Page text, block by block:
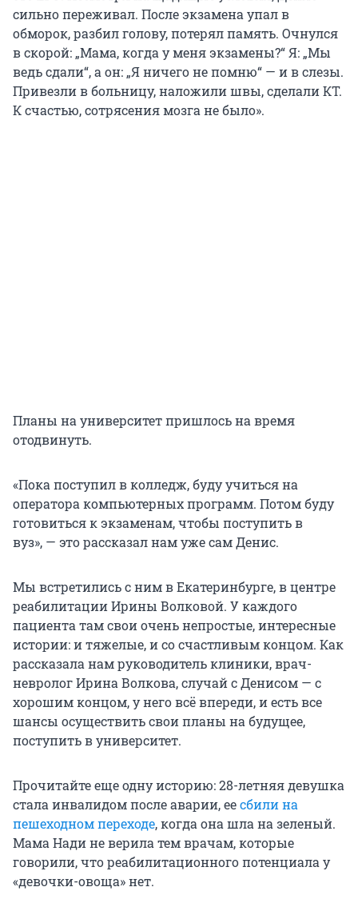
сильно переживал. После экзамена упал в
обморок, разбил голову, потерял память. Очнулся
в скорой: „Мама, когда у меня экзамены?“ Я: „Мы
ведь сдали“, а он: „Я ничего не помню“ — и в слезы.
Привезли в больницу, наложили швы, сделали КТ.
К счастью, сотрясения мозга не было».
Планы на университет пришлось на время
отодвинуть.
«Пока поступил в колледж, буду учиться на
оператора компьютерных программ. Потом буду
готовиться к экзаменам, чтобы поступить в
вуз», — это рассказал нам уже сам Денис.
Мы встретились с ним в Екатеринбурге, в центре
реабилитации Ирины Волковой. У каждого
пациента там свои очень непростые, интересные
истории: и тяжелые, и со счастливым концом. Как
рассказала нам руководитель клиники, врач-
невролог Ирина Волкова, случай с Денисом — с
хорошим концом, у него всё впереди, и есть все
шансы осуществить свои планы на будущее,
поступить в университет.
Прочитайте еще одну историю: 28-летняя девушка
стала инвалидом после аварии, еесбили на
пешеходном переходе, когда она шла на зеленый.
Мама Нади не верила тем врачам, которые
говорили, что реабилитационного потенциала у
«девочки-овоща» нет.